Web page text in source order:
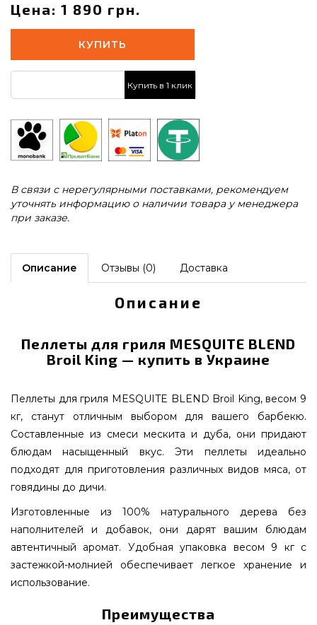
Цена: 1 890 грн.
КУПИТЬ
Купить в 1 клик
В связи с нерегулярными поставками, рекомендуем
уточнять информацию о наличии товара у менеджера
при заказе.
Описание Отзывы (0) Доставка
Описание
Пеллеты для гриля MESQUITE BLEND
Broil King — купить в Украине
Пеллеты для гриля MESQUITE BLEND Broil King, весом 9
кг, станут отличным выбором для вашего барбекю.
Составленные из смеси мескита и дуба, они придают
блюдам насыщенный вкус. Эти пеллеты идеально
подходят для приготовления различных видов мяса, от
говядины до дичи.
Изготовленные из 100% натурального дерева без
наполнителей и добавок, они дарят вашим блюдам
автентичный аромат. Удобная упаковка весом 9 кг с
застежкой-молнией обеспечивает легкое хранение и
использование.
Преимущества